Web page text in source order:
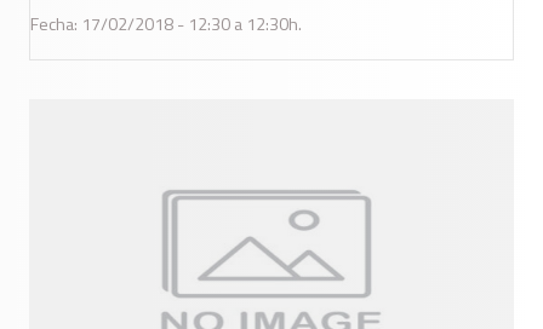
Fecha: 17/02/2018 - 12:30 a 12:30h.